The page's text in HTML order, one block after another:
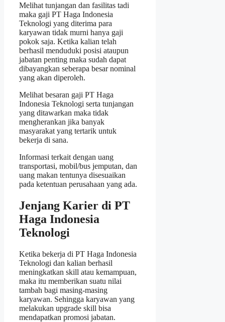
Melihat tunjangan dan fasilitas tadi
maka gaji PT Haga Indonesia
Teknologi yang diterima para
karyawan tidak murni hanya gaji
pokok saja. Ketika kalian telah
berhasil menduduki posisi ataupun
jabatan penting maka sudah dapat
dibayangkan seberapa besar nominal
yang akan diperoleh.
Melihat besaran gaji PT Haga
Indonesia Teknologi serta tunjangan
yang ditawarkan maka tidak
mengherankan jika banyak
masyarakat yang tertarik untuk
bekerja di sana.
Informasi terkait dengan uang
transportasi, mobil/bus jemputan, dan
uang makan tentunya disesuaikan
pada ketentuan perusahaan yang ada.
Jenjang Karier di PT
Haga Indonesia
Teknologi
Ketika bekerja di PT Haga Indonesia
Teknologi dan kalian berhasil
meningkatkan skill atau kemampuan,
maka itu memberikan suatu nilai
tambah bagi masing-masing
karyawan. Sehingga karyawan yang
melakukan upgrade skill bisa
mendapatkan promosi jabatan.